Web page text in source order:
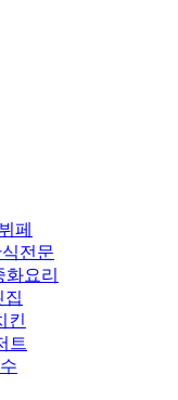
페
식전문
화요리
집
킨
트